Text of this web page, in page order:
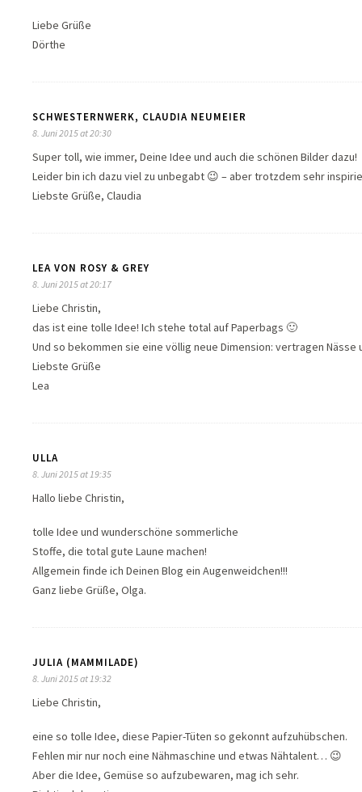
Liebe Grüße
Dörthe
SCHWESTERNWERK, CLAUDIA NEUMEIER
8. Juni 2015 at 20:30
Super toll, wie immer, Deine Idee und auch die schönen Bilder dazu!
Leider bin ich dazu viel zu unbegabt 😉 – aber trotzdem sehr
Liebste Grüße, Claudia
LEA VON ROSY & GREY
8. Juni 2015 at 20:17
Liebe Christin,
das ist eine tolle Idee! Ich stehe total auf Paperbags 🙂
Und so bekommen sie eine völlig neue Dimension: vertragen Nässe
Liebste Grüße
Lea
ULLA
8. Juni 2015 at 19:35
Hallo liebe Christin,
tolle Idee und wunderschöne sommerliche
Stoffe, die total gute Laune machen!
Allgemein finde ich Deinen Blog ein Augenweidchen!!!
Ganz liebe Grüße, Olga.
JULIA (MAMMILADE)
8. Juni 2015 at 19:32
Liebe Christin,
eine so tolle Idee, diese Papier-Tüten so gekonnt aufzuhübschen.
Fehlen mir nur noch eine Nähmaschine und etwas Nähtalent… 😉
Aber die Idee, Gemüse so aufzubewaren, mag ich sehr.